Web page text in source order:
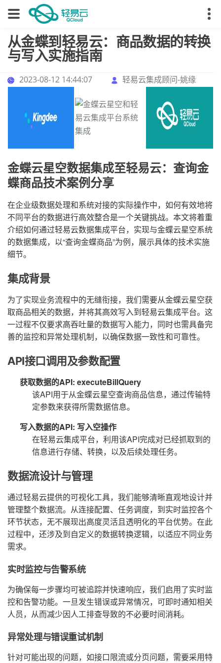
从金蝶到轻易云：商品数据的转换
与写入实施指南
2023-08-12 14:44:07 轻易云集成顾问-姚缘
金蝶云星空数据集成至轻易云：查询金
蝶商品技术案例分享
在企业级数据处理和系统对接的实际操作中，如何有效地将
不同平台的数据进行高效整合是一个关键挑战。本文将着重
介绍如何通过轻易云数据集成平台，实现与金蝶云星空系统
的数据集成，以“查询金蝶商品”为例，展示具体的技术实施
细节。
集成背景
为了实现业务流程中的无缝衔接，我们需要从金蝶云星空获
取商品相关的数据，并将其高效写入到轻易云集成平台。这
一过程不仅要求高吞吐量的数据写入能力，同时也需具备完
善的监控和异常处理机制，以确保数据一致性和可靠性。
API接口调用及参数配置
获取数据的API: executeBillQuery
该API用于从金蝶云星空查询商品信息，通过传输特
定参数来获得所需数据信息。
写入数据的API: 写入空操作
在轻易云集成平台，利用该API完成对已经抓取到的
信息进行存储、转换，以及后续处理任务。
数据流设计与管理
通过轻易云提供的可视化工具，我们能够清晰直观地设计并
管理整个数据流。从连接配置、任务调度，到实时监控各个
环节状态，无不展现出高度灵活且透明化的平台优势。在此
过程中，还涉及到自定义的数据转换逻辑，以适应不同业务
需求。
实时监控与告警系统
为确保每一步骤均可被追踪并快速响应，我们启用了实时监
控和告警功能。一旦发生错误或异常情况，可即时通知相关
人员，从而减少因人工排查导致的不必要时间消耗。
异常处理与错误重试机制
针对可能出现的问题，如接口限流或分页问题，需要采用特